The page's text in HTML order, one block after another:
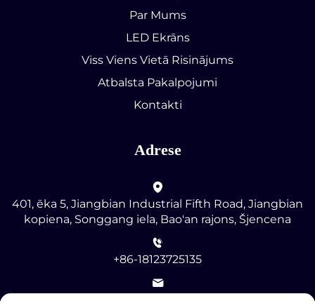
Par Mums
LED Ekrāns
Viss Viens Vietā Risinājums
Atbalsta Pakalpojumi
Kontakti
Adrese
401, ēka 5, Jiangbian Industrial Fifth Road, Jiangbian
kopiena, Songgang iela, Bao'an rajons, Šjencena
+86-18123725135